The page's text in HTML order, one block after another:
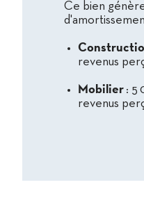
Ce bien
revenus
Mobilier : 5
revenus